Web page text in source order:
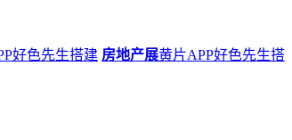
好色先生搭建 房地产展黄片APP好色先生搭